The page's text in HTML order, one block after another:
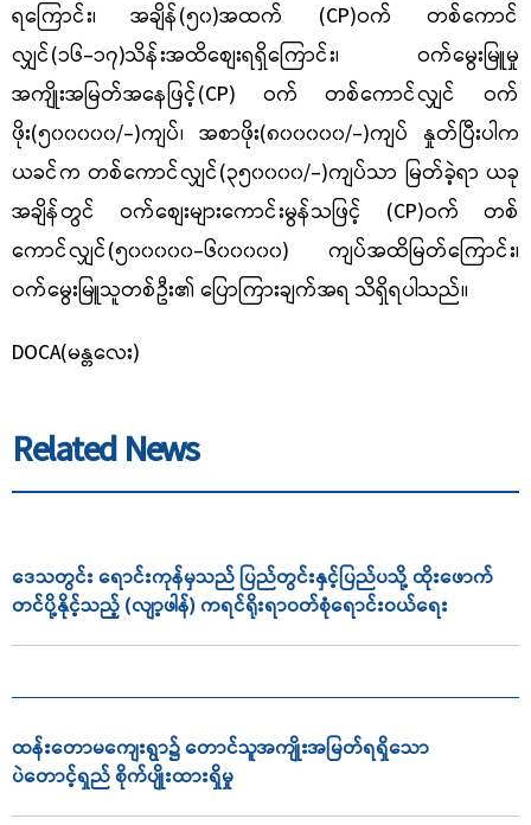
ရကြောင်း၊ အချိန်(၅၀)အထက် (CP)ဝက် တစ်ကောင်
လျှင်(၁၆-၁၇)သိန်းအထိစျေးရရှိကြောင်း၊ ဝက်မွေးမြူမှု
အကျိုးအမြတ်အနေဖြင့်(CP) ဝက် တစ်ကောင်လျှင် ဝက်
ဖိုး(၅၀၀၀၀၀/-)ကျပ်၊ အစာဖိုး(၈၀၀၀၀၀/-)ကျပ် နှုတ်ပြီးပါက
ယခင်က တစ်ကောင်လျှင်(၃၅၀၀၀၀/-)ကျပ်သာ မြတ်ခဲ့ရာ ယခု
အချိန်တွင် ဝက်စျေးများကောင်းမွန်သဖြင့် (CP)ဝက် တစ်
ကောင်လျှင်(၅၀၀၀၀၀-၆၀၀၀၀၀) ကျပ်အထိမြတ်ကြောင်း၊
ဝက်မွေးမြူသူတစ်ဦး၏ ပြောကြားချက်အရ သိရှိရပါသည်။
DOCA(မန္တလေး)
Related News
ဒေသတွင်း ရောင်းကုန်မှသည် ပြည်တွင်းနှင့်ပြည်ပသို့ ထိုးဖောက်
တင်ပို့နိုင့်သည့် (လျာ့ဖါန်) ကရင်ရိုးရာဝတ်စုံရောင်းဝယ်ရေး
ထန်းတောမကျေးရွာ၌ တောင်သူအကျိုးအမြတ်ရရှိသော
ပဲတောင့်ရှည် စိုက်ပျိုးထားရှိမှု